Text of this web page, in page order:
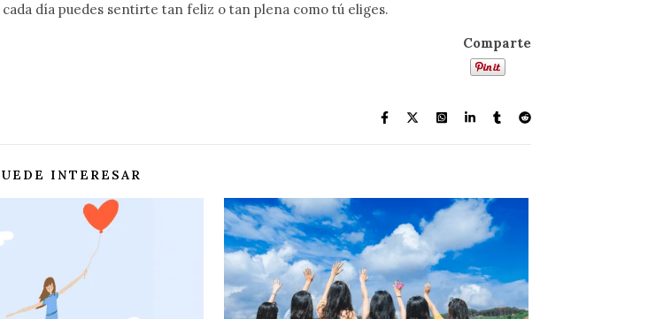
día puedes sentirte tan feliz o tan plena como tú eliges.
Comparte
INTERESAR